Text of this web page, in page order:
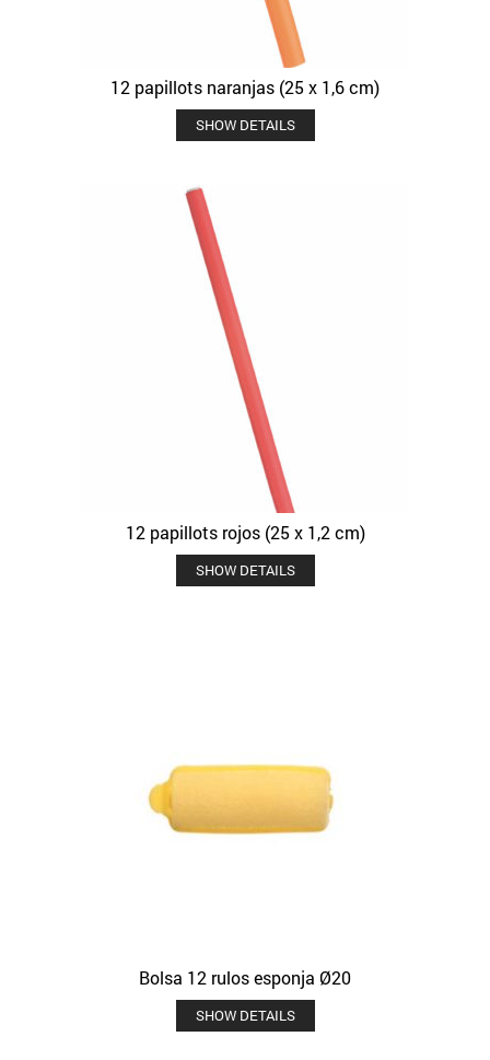
12 papillots naranjas (25 x 1,6 cm)
SHOW DETAILS
12 papillots rojos (25 x 1,2 cm)
SHOW DETAILS
Bolsa 12 rulos esponja Ø20
SHOW DETAILS